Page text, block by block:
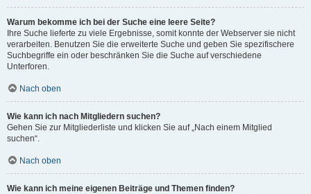
Warum bekomme ich bei der Suche eine leere Seite?
Ihre Suche lieferte zu viele Ergebnisse, somit konnte der Webserver sie nicht
verarbeiten. Benutzen Sie die erweiterte Suche und geben Sie spezifischere
Suchbegriffe ein oder beschränken Sie die Suche auf verschiedene
Unterforen.
Nach oben
Wie kann ich nach Mitgliedern suchen?
Gehen Sie zur Mitgliederliste und klicken Sie auf „Nach einem Mitglied
suchen“.
Nach oben
Wie kann ich meine eigenen Beiträge und Themen finden?